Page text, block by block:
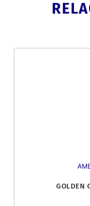
GOLDEN